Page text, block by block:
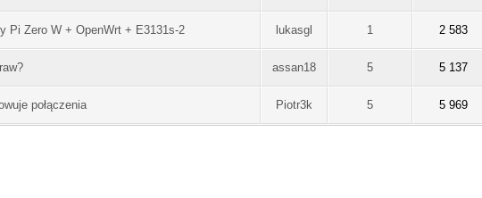
Pi Zero W + OpenWrt + E3131s-2 lukasgl 1 2 583
assan18 5 5 137
połączenia Piotr3k 5 5 969